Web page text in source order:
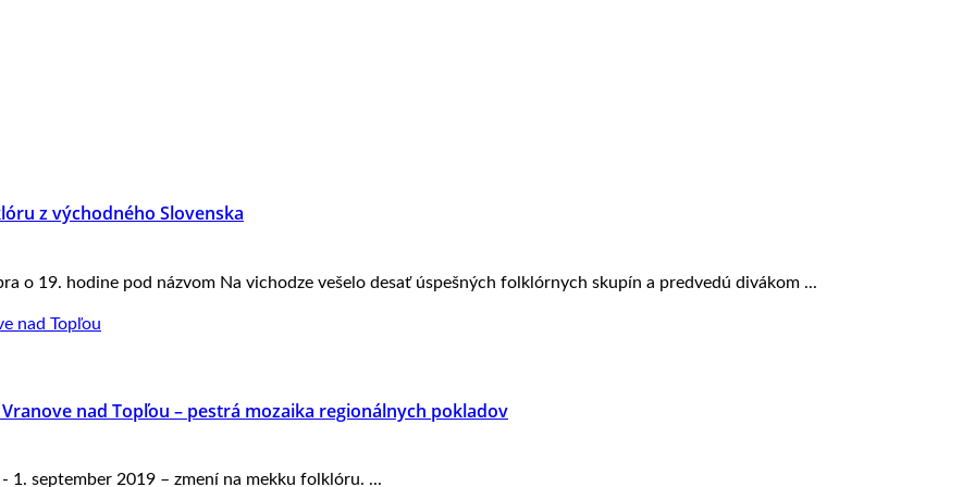
z východného Slovenska
o 19. hodine pod názvom Na vichodze vešelo desať úspešných folklórnych skupín a predvedú divákom ...
nad Topľou – pestrá mozaika regionálnych pokladov
1. september 2019 – zmení na mekku folklóru. ...